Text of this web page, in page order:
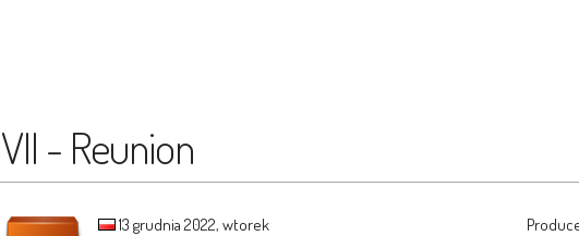
- Reunion
13 grudnia 2022, wtorek